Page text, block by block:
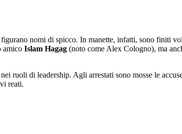
figurano nomi di spicco. In manette, infatti, sono finiti
amico Islam Hagag (noto come Alex Cologno), ma
ruoli di leadership. Agli arrestati sono mosse le
reati.